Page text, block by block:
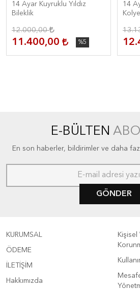
14 Ayar Kuyruklu Yıldız
Bileklik
12.000,00
11.400,00 %5
14
Kolye
E-BÜLTEN
En son haberler, bildirimler ve daha
GÖNDER
KURUMSAL
ÖDEME
İLETİŞİM
Hakkımızda